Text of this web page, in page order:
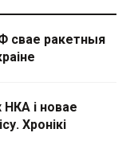
свае ракетныя
і новае
Хронікі